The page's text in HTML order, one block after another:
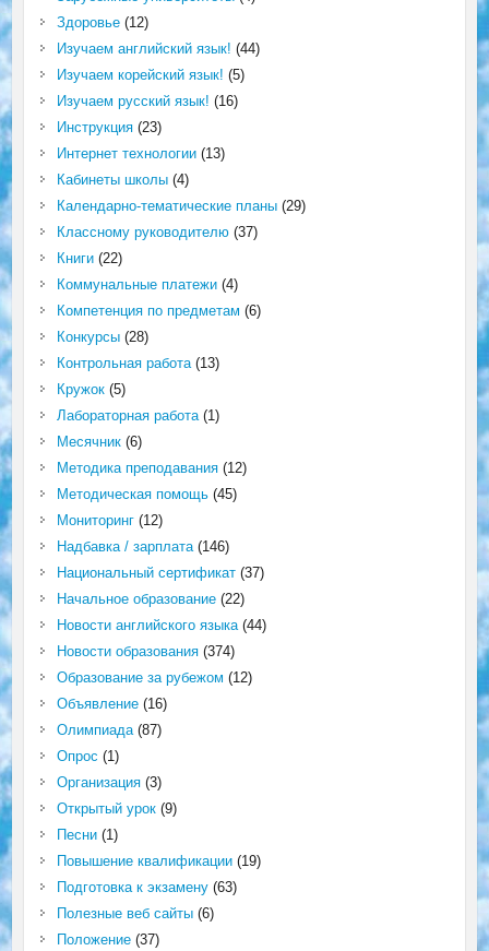
Здоровье(12)
Изучаем английский язык! (44)
Изучаем корейский язык! (5)
Изучаем русский язык! (16)
Инструкция(23)
Интернет технологии(13)
Кабинеты школы(4)
Календарно-тематические планы(29)
Классному руководителю(37)
Книги(22)
Коммунальные платежи(4)
Компетенция по предметам (6)
Конкурсы(28)
Контрольная работа(13)
Кружок(5)
Лабораторная работа(1)
Месячник(6)
Методика преподавания(12)
Методическая помощь(45)
Мониторинг(12)
Надбавка / зарплата(146)
Национальный сертификат(37)
Начальное образование(22)
Новости английского языка(44)
Новости образования(374)
Образование за рубежом (12)
Объявление(16)
Олимпиада(87)
Опрос (1)
Организация(3)
Открытый урок(9)
Песни(1)
Повышение квалификации(19)
Подготовка к экзамену(63)
Полезные веб сайты(6)
Положение(37)